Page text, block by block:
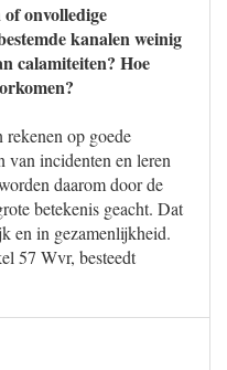
onvolledige
kanalen weinig
calamiteiten? Hoe
op goede
van incidenten en leren
daarom door de
betekenis geacht. Dat
en in gezamenlijkheid.
57 Wvr, besteedt